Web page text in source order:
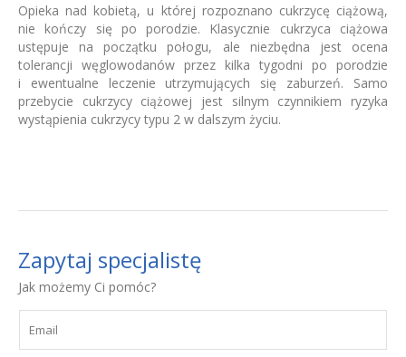
Opieka nad kobietą, u której rozpoznano cukrzycę ciążową,
nie kończy się po porodzie. Klasycznie cukrzyca ciążowa
ustępuje na początku połogu, ale niezbędna jest ocena
tolerancji węglowodanów przez kilka tygodni po porodzie
i ewentualne leczenie utrzymujących się zaburzeń. Samo
przebycie cukrzycy ciążowej jest silnym czynnikiem ryzyka
wystąpienia cukrzycy typu 2 w dalszym życiu.
Zapytaj specjalistę
Jak możemy Ci pomóc?